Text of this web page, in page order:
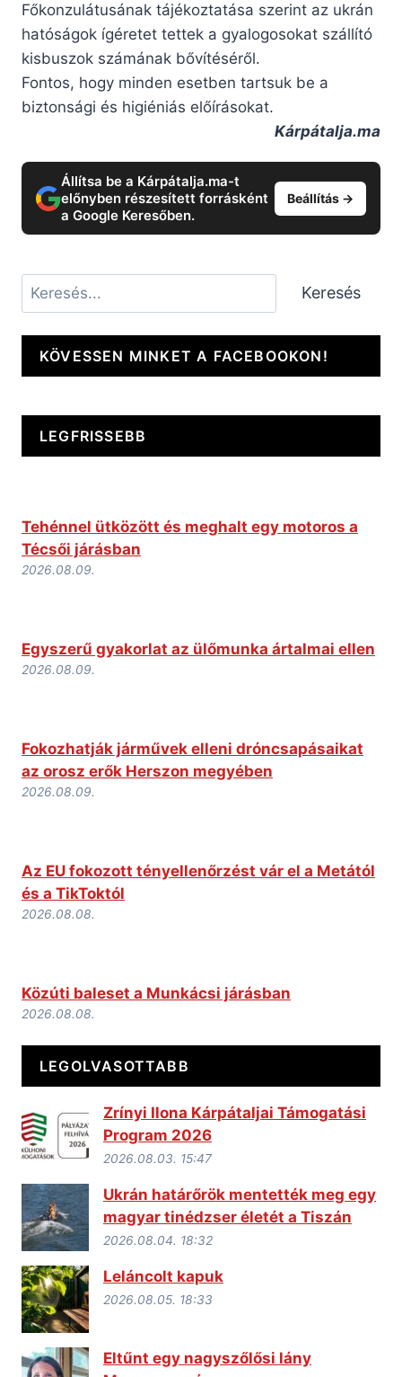
Főkonzulátusának tájékoztatása szerint az ukrán
hatóságok ígéretet tettek a gyalogosokat szállító
kisbuszok számának bővítéséről.
Fontos, hogy minden esetben tartsuk be a
biztonsági és higiéniás előírásokat.
Kárpátalja.ma
Állítsa be a Kárpátalja.ma-t
előnyben részesített forrásként
a Google Keresőben.
Beállítás →
Keresés Keresés
KÖVESSEN MINKET A FACEBOOKON!
LEGFRISSEBB
Tehénnel ütközött és meghalt egy motoros a
Técsői járásban
2026.08.09.
Egyszerű gyakorlat az ülőmunka ártalmai ellen
2026.08.09.
Fokozhatják járművek elleni dróncsapásaikat
az orosz erők Herszon megyében
2026.08.09.
Az EU fokozott tényellenőrzést vár el a Metától
és a TikToktól
2026.08.08.
Közúti baleset a Munkácsi járásban
2026.08.08.
LEGOLVASOTTABB
Zrínyi Ilona Kárpátaljai Támogatási
Program 2026
2026.08.03. 15:47
Ukrán határőrök mentették meg egy
magyar tinédzser életét a Tiszán
2026.08.04. 18:32
Leláncolt kapuk
2026.08.05. 18:33
Eltűnt egy nagyszőlősi lány